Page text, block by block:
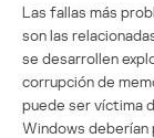
Las fallas más
son las
se desarrollen
corrupción de
puede ser víctima
Windows deberían